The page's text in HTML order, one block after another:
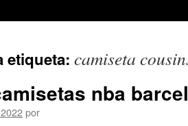
etiqueta: camiseta
nba
por